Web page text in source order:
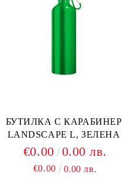
БУТИЛКА С КАРАБИНЕР
LANDSCAPE L, ЗЕЛЕНА
€0.00 0.00 лв.
€0.00 0.00 лв.